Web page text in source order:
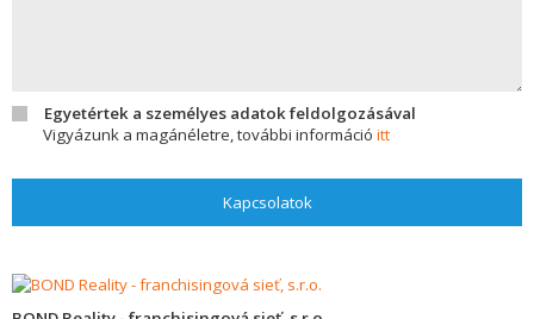
Egyetértek a személyes adatok feldolgozásával
Vigyázunk a magánéletre, további információ itt
Kapcsolatok